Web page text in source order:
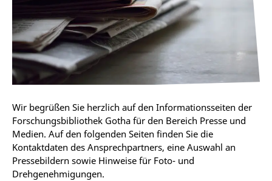
Wir begrüßen Sie herzlich auf den Informationsseiten der
Forschungsbibliothek Gotha für den Bereich Presse und
Medien. Auf den folgenden Seiten finden Sie die
Kontaktdaten des Ansprechpartners, eine Auswahl an
Pressebildern sowie Hinweise für Foto- und
Drehgenehmigungen.